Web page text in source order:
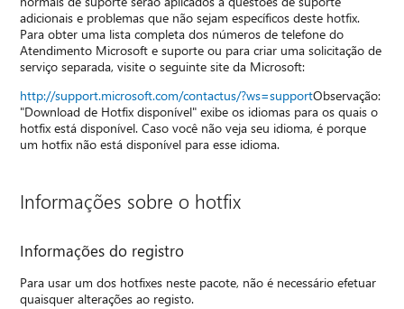
adicionais e problemas que não sejam específicos deste hotfix.
Para obter uma lista completa dos números de telefone do
Atendimento Microsoft e suporte ou para criar uma solicitação de
serviço separada, visite o seguinte site da Microsoft:
http://support.microsoft.com/contactus/?ws=supportObservação:
"Download de Hotfix disponível" exibe os idiomas para os quais o
hotfix está disponível. Caso você não veja seu idioma, é porque
um hotfix não está disponível para esse idioma.
Informações sobre o hotfix
Informações do registro
Para usar um dos hotfixes neste pacote, não é necessário efetuar
quaisquer alterações ao registo.